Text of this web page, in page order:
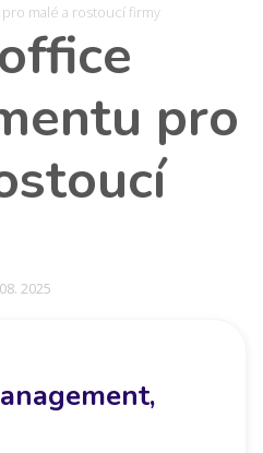
malé a rostoucí firmy
pro
2025